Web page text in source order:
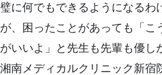
璧に何でもできるようになるわ
が、困ったことがあっても「こ
がいいよ」と先生も先輩も優し
湘南メディカルクリニック新